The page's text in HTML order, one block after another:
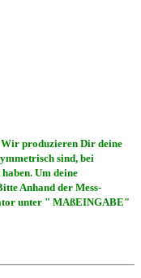
produzieren Dir deine
sind, bei
Um deine
Anhand der Mess-
unter " MAßEINGABE"